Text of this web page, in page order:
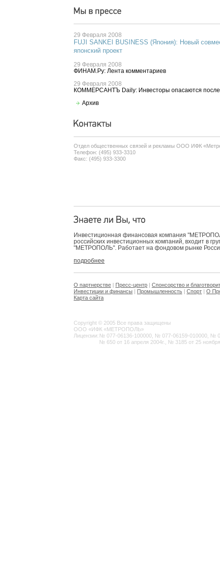
29 Февраля 2008
FUJI SANKEI BUSINESS (Япония): Новый
японский проект
29 Февраля 2008
ФИНАМ.Ру: Лента комментариев
29 Февраля 2008
КОММЕРСАНТЪ Daily: Инвесторы опасаются
Архив
Отдел общественных связей и рекламы ООО ИФК
Телефон: (495) 933-3310
Факс: (495) 933-3300
Инвестиционная финансовая компания
российских инвестиционных компаний, входит в
"МЕТРОПОЛЬ". Работает на фондовом рынке
подробнее
О партнерстве | Пресс-центр | Спонсорство и
Инвестиции и финансы | Промышленность | Спорт | О
Карта сайта
Copyright © 2005 Все права защищены
ООО «ИФК «МЕТРОПОЛЬ»
Лицензии: № 077-06136-100000, № 077-06159-010000, №
№ 650 от 16 апреля 2004г., № 3185 от 25